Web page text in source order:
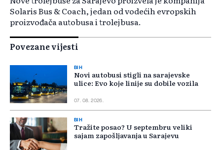
Solaris Bus & Coach, jedan od vodećih evropskih
proizvođača autobusa i trolejbusa.
Povezane vijesti
BIH
Novi autobusi stigli na sarajevske
ulice: Evo koje linije su dobile vozila
07. 08. 2026.
BIH
Tražite posao? U septembru veliki
sajam zapošljavanja u Sarajevu